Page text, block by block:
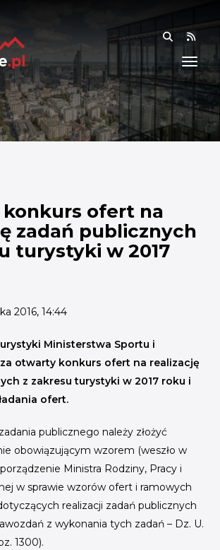
RSS
WIEDZA
ANALIZY I RAPORTY
BADANIA I DANE
AKADEMIA
INICJATYWY BRANŻOWE
WYDARZENIA
I EVENTY
KALENDARZ WYDARZEŃ
HISTORIA SUKCESU
CASE STUDIES
Z WYNIKAMI
ofert na
zadań publicznych
turystyki w 2017
2016, 14:44
Ministerstwa Sportu i
otwarty konkurs ofert na realizację
z zakresu turystyki w 2017 roku i
ofert.
publicznego należy złożyć
obowiązującym wzorem (weszło w
Ministra Rodziny, Pracy i
w sprawie wzorów ofert i ramowych
realizacji zadań publicznych
z wykonania tych zadań – Dz. U.
1300).